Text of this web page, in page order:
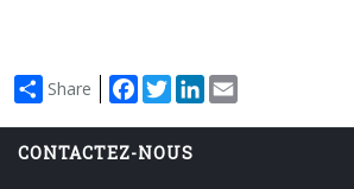
Share Facebook
TwitterLinkedIn
CONTACTEZ-NOUS